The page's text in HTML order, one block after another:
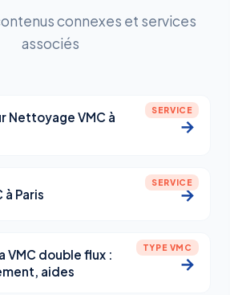
connexes et services
associés
SERVICE
Nettoyage VMC à
→
SERVICE
à Paris →
TYPE VMC
VMC double flux :
aides
→